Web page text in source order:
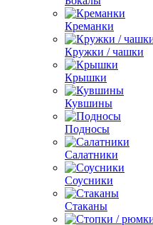
Креманки
Кружки / чашки
Крышки
Кувшины
Подносы
Салатники
Соусники
Стаканы